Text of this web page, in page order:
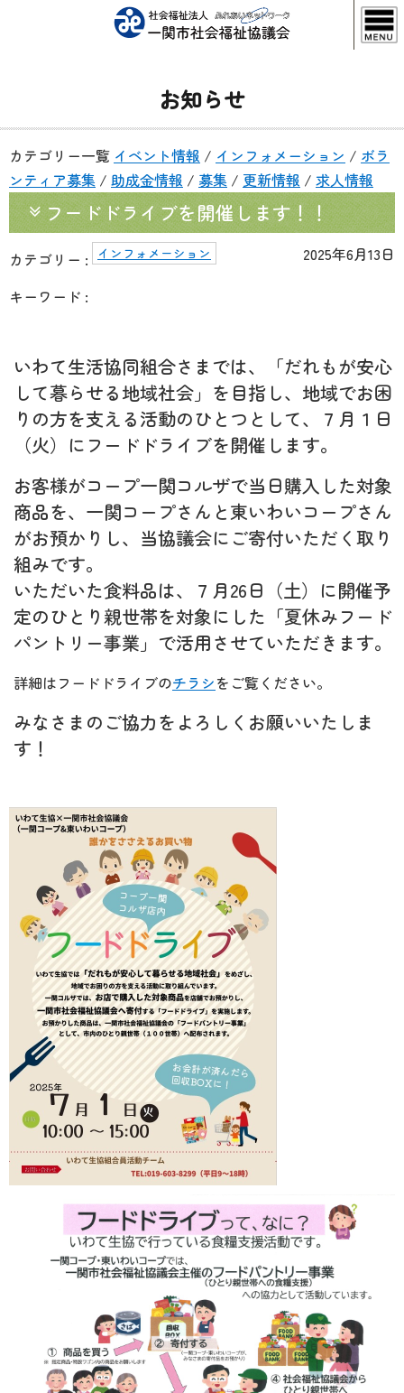
お知らせ
カテゴリー一覧 イベント情報 / インフォメーション / ボラ
ンティア募集 / 助成金情報 / 募集 / 更新情報 / 求人情報
フードドライブを開催します！！
カテゴリー : インフォメーション
2025年6月13日
キーワード :
いわて生活協同組合さまでは、「だれもが安心
して暮らせる地域社会」を目指し、地域でお困
りの方を支える活動のひとつとして、７月１日
（火）にフードドライブを開催します。
お客様がコープ一関コルザで当日購入した対象
商品を、一関コープさんと東いわいコープさん
がお預かりし、当協議会にご寄付いただく取り
組みです。
いただいた食料品は、７月26日（土）に開催予
定のひとり親世帯を対象にした「夏休みフード
パントリー事業」で活用させていただきます。
詳細はフードドライブのチラシをご覧ください。
みなさまのご協力をよろしくお願いいたしま
す！